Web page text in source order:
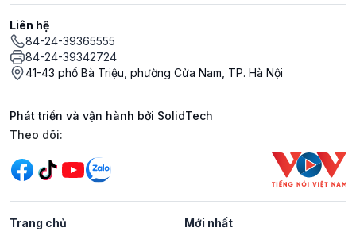
Liên hệ
84-24-39365555
84-24-39342724
41-43 phố Bà Triệu, phường Cửa Nam, TP. Hà Nội
Phát triển và vận hành bởi SolidTech
Mạng xã hội
Theo dõi:
Trang chủ Mới nhất